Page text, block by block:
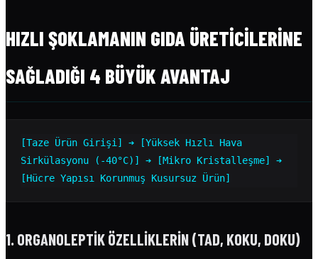
HIZLI ŞOKLAMANIN GIDA ÜRETICILERINE
SAĞLADIĞI 4 BÜYÜK AVANTAJ
[Taze Ürün Girişi] ➔ [Yüksek Hızlı Hava
Sirkülasyonu (-40°C)] ➔ [Mikro Kristalleşme] ➔
1. ORGANOLEPTIK ÖZELLIKLERIN (TAD, KOKU, DOKU)